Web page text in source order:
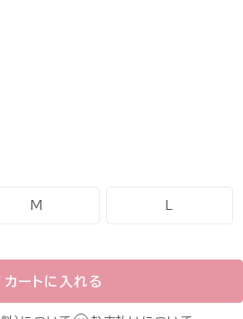
M
カートに入れる